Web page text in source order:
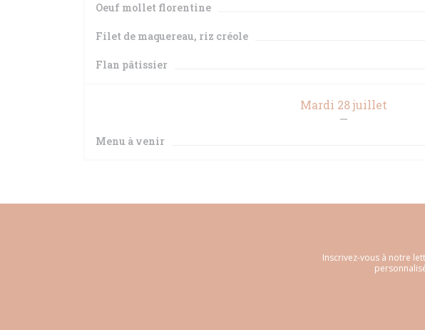
Oeuf mollet florentine
Filet de maquereau, riz créole
Flan pâtissier
Mardi 28 juillet
Menu à venir
Inscrivez-vous à notre